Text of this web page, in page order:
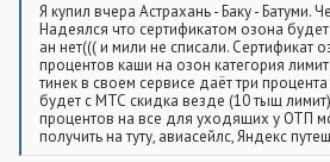
Я купил вчера Астрахань - Баку - Батуми.
Надеялся что сертификатом озона
ан нет((( и мили не списали. Сертификат
процентов каши на озон категория
тинек в своем сервисе даёт три
будет с МТС скидка везде (10 тыщ
процентов на все для уходящих у ОТП
получить на туту, авиасейлс, Яндекс